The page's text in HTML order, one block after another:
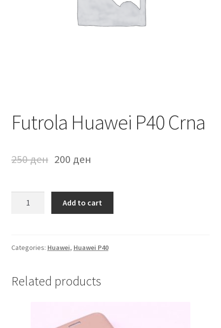
Futrola Huawei P40 Crna
250ден 200 ден
quantity
Add to cart
Categories: Huawei, Huawei P40
Related products